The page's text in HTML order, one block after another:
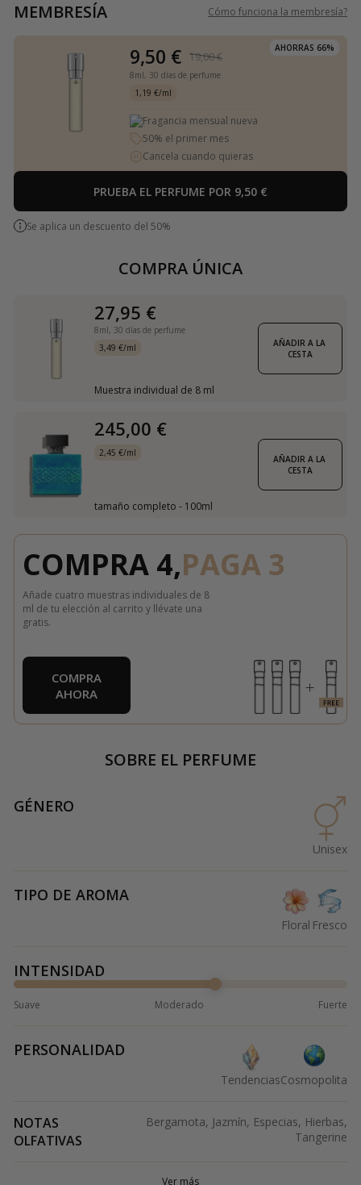
MEMBRESÍA Cómo funciona la membresía?
AHORRAS 66%
9,50 € 19,00 €
8ml, 30 días de perfume
1,19 €/ml
Fragancia mensual nueva
50% el primer mes
Cancela cuando quieras
PRUEBA EL PERFUME POR 9,50 €
Se aplica un descuento del 50%
COMPRA ÚNICA
27,95 €
8ml, 30 días de perfume
3,49 €/ml
Muestra individual de 8 ml
AÑADIR A LA
CESTA
245,00 €
2,45 €/ml
tamaño completo - 100ml
AÑADIR A LA
CESTA
COMPRA 4,PAGA 3
Añade cuatro muestras individuales de 8
ml de tu elección al carrito y llévate una
gratis.
COMPRA
AHORA
SOBRE EL PERFUME
GÉNERO
Unisex
TIPO DE AROMA
Floral Fresco
INTENSIDAD
Suave Moderado Fuerte
PERSONALIDAD
TendenciasCosmopolita
NOTAS
OLFATIVAS
Bergamota, Jazmín, Especias, Hierbas,
Tangerine
Ver más